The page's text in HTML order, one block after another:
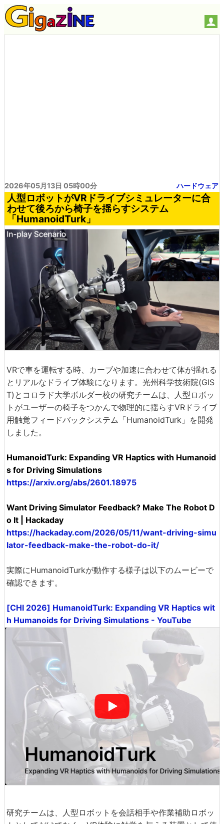
2026年05月13日 05時00分 ハードウェア
人型ロボットがVRドライブシミュレーターに合
わせて後ろから椅子を揺らすシステム
「HumanoidTurk」
VRで車を運転する時、カーブや加速に合わせて体が揺れる
とリアルなドライブ体験になります。光州科学技術院(GIS
T)とコロラド大学ボルダー校の研究チームは、人型ロボッ
トがユーザーの椅子をつかんで物理的に揺らすVRドライブ
用触覚フィードバックシステム「HumanoidTurk」を開発
しました。
HumanoidTurk: Expanding VR Haptics with Humanoid
s for Driving Simulations
https://arxiv.org/abs/2601.18975
Want Driving Simulator Feedback? Make The Robot D
o It | Hackaday
https://hackaday.com/2026/05/11/want-driving-simu
lator-feedback-make-the-robot-do-it/
実際にHumanoidTurkが動作する様子は以下のムービーで
確認できます。
[CHI 2026] HumanoidTurk: Expanding VR Haptics wit
h Humanoids for Driving Simulations - YouTube
研究チームは、人型ロボットを会話相手や作業補助ロボッ